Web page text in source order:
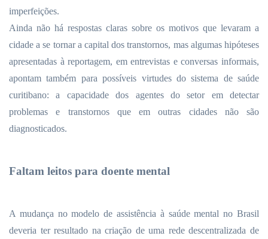
imperfeições.
Ainda não há respostas claras sobre os motivos que levaram a
cidade a se tornar a capital dos transtornos, mas algumas hipóteses
apresentadas à reportagem, em entrevistas e conversas informais,
apontam também para possíveis virtudes do sistema de saúde
curitibano: a capacidade dos agentes do setor em detectar
problemas e transtornos que em outras cidades não são
diagnosticados.
Faltam leitos para doente mental
A mudança no modelo de assistência à saúde mental no Brasil
deveria ter resultado na criação de uma rede descentralizada de